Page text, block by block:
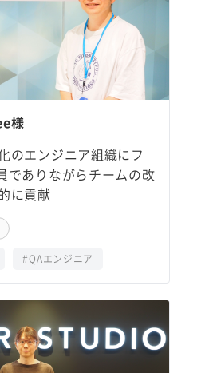
様
のエンジニア組織にフ
でありながらチームの改
に貢献
#QAエンジニア